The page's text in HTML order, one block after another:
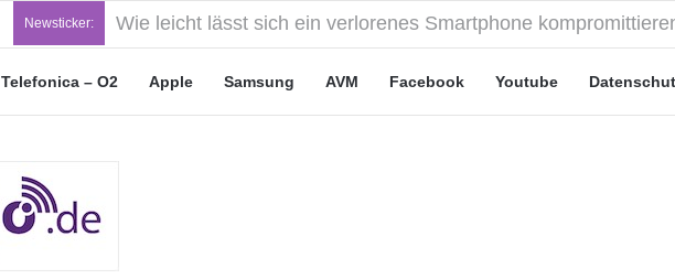
Newsticker: „Junge Leute“-Tarife: Marketing-Trick oder echte Vorteile?
Telefonica – O2 Apple Samsung AVM Facebook Youtube